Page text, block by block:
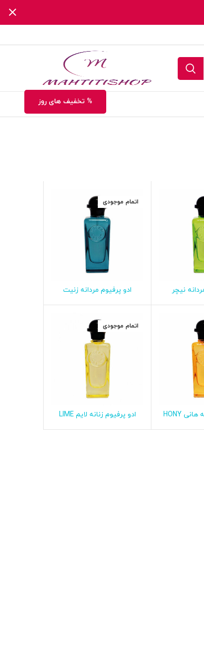
% تخفیف های روز
بیشترنیچر
اتمام موجودی
اطلاعات بیشتر
ادو پرفیوم مردانه زنیت
لیتر
بیشتر ادو پرفیوم زنانه هانی HONY
اتمام موجودی
اطلاعات بیشتر ادو پرفیوم زنانه لایم LIME